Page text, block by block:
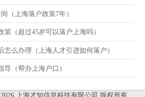
（上海落户政策7年）
策（超过45岁可以落户上海吗）
怎么办理（上海人才引进如何落户）
导（帮办上海户口）
上海才知信息科技有限公司 版权所有